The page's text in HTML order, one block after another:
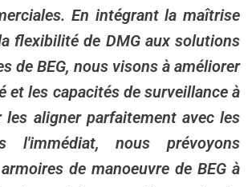
En intégrant la maîtrise
flexibilité de DMG aux solutions
de BEG, nous visons à améliorer
et les capacités de surveillance à
les aligner parfaitement avec les
l'immédiat, nous prévoyons
de manoeuvre de BEG à